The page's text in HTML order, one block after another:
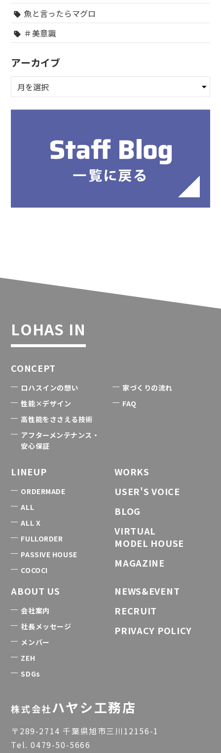
sell 魚と言ったらマグロ
sell ＃美意識
アーカイブ
LOHAS IN
CONCEPT
ロハスインの想い
性能×デザイン
高性能をささえる技術
アフターメンテナンス・
安心保証
家づくりの流れ
FAQ
LINEUP
ORDERMADE
ALL
ALL X
FULLORDER
PASSIVE HOUSE
COCOCI
WORKS
USER'S VOICE
BLOG
VIRTUAL
MODEL HOUSE
MAGAZINE
ABOUT US
会社案内
社長メッセージ
メンバー
ZEH
SDGs
NEWS&EVENT
RECRUIT
PRIVACY POLICY
株式会社ハヤシ工務店
〒289-2714 千葉県旭市三川12156-1
Tel.0479-50-5666